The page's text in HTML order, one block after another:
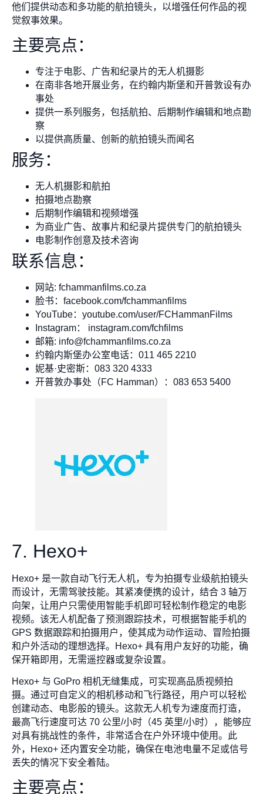
他们提供动态和多功能的航拍镜头，以增强任何作品的视
觉叙事效果。
主要亮点：
专注于电影、广告和纪录片的无人机摄影
在南非各地开展业务，在约翰内斯堡和开普敦设有办
事处
提供一系列服务，包括航拍、后期制作编辑和地点勘
察
以提供高质量、创新的航拍镜头而闻名
服务：
无人机摄影和航拍
拍摄地点勘察
后期制作编辑和视频增强
为商业广告、故事片和纪录片提供专门的航拍镜头
电影制作创意及技术咨询
联系信息：
网站: fchammanfilms.co.za
脸书：facebook.com/fchammanfilms
YouTube：youtube.com/user/FCHammanFilms
Instagram： instagram.com/fchfilms
邮箱: info@fchammanfilms.co.za
约翰内斯堡办公室电话：011 465 2210
妮基·史密斯：083 320 4333
开普敦办事处（FC Hamman）：083 653 5400
7. Hexo+
Hexo+ 是一款自动飞行无人机，专为拍摄专业级航拍镜头
而设计，无需驾驶技能。其紧凑便携的设计，结合 3 轴万
向架，让用户只需使用智能手机即可轻松制作稳定的电影
视频。该无人机配备了预测跟踪技术，可根据智能手机的
GPS 数据跟踪和拍摄用户，使其成为动作运动、冒险拍摄
和户外活动的理想选择。Hexo+ 具有用户友好的功能，确
保开箱即用，无需遥控器或复杂设置。
Hexo+ 与 GoPro 相机无缝集成，可实现高品质视频拍
摄。通过可自定义的相机移动和飞行路径，用户可以轻松
创建动态、电影般的镜头。这款无人机专为速度而打造，
最高飞行速度可达 70 公里/小时（45 英里/小时），能够应
对具有挑战性的条件，非常适合在户外环境中使用。此
外，Hexo+ 还内置安全功能，确保在电池电量不足或信号
丢失的情况下安全着陆。
主要亮点：